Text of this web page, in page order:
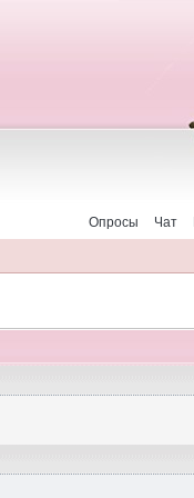
Чат
Опросы